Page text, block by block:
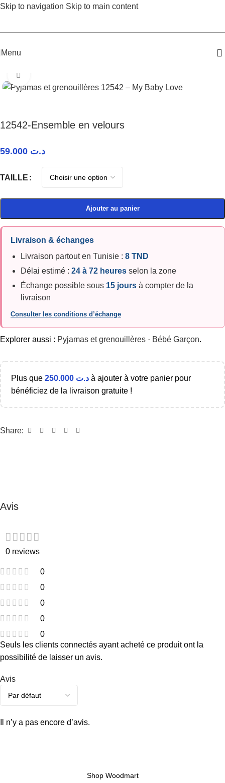
Skip to navigation Skip to main content
Menu
12542-Ensemble en velours
د.ت
TAILLE
Ajouter au panier
Livraison & échanges
Livraison partout en Tunisie : 8 TND
Délai estimé : 24 à 72 heures selon la zone
Échange possible sous 15 jours à compter de la
livraison
Consulter les conditions d’échange
Explorer aussi : Pyjamas et grenouillères · Bébé Garçon.
Plus que د.ت à ajouter à votre panier pour
bénéficiez de la livraison gratuite !
Share:
Avis
0 reviews
0
0
0
0
0
Avis
Il n’y a pas encore d’avis.
Seuls les clients connectés ayant acheté ce produit ont la
possibilité de laisser un avis.
Shop Woodmart